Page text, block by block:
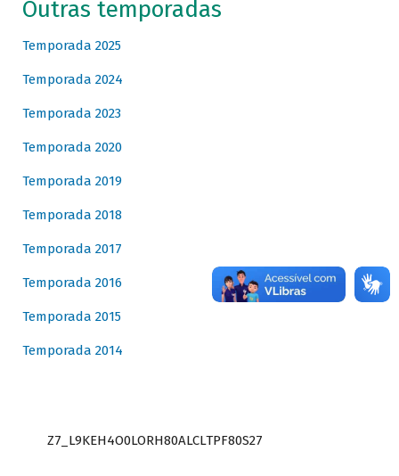
Outras temporadas
Temporada 2025
Temporada 2024
Temporada 2023
Temporada 2020
Temporada 2019
Temporada 2018
Temporada 2017
Temporada 2016
Temporada 2015
Temporada 2014
Z7_L9KEH4O0LORH80ALCLTPF80S27